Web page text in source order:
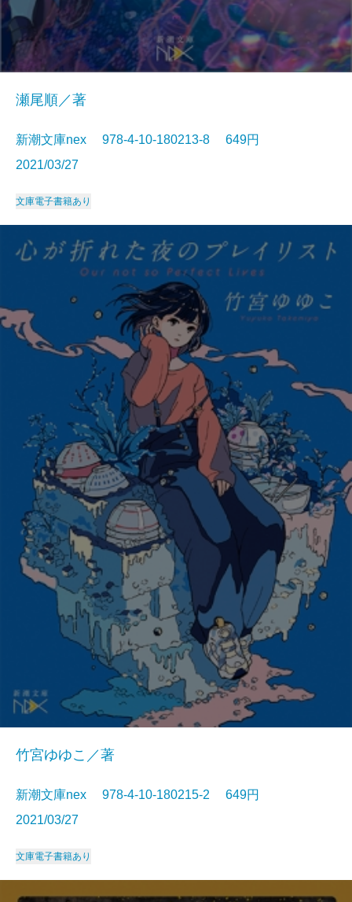
瀬尾順／著
新潮文庫nex 978-4-10-180213-8 649円
2021/03/27
文庫電子書籍あり
竹宮ゆゆこ／著
新潮文庫nex 978-4-10-180215-2 649円
2021/03/27
文庫電子書籍あり